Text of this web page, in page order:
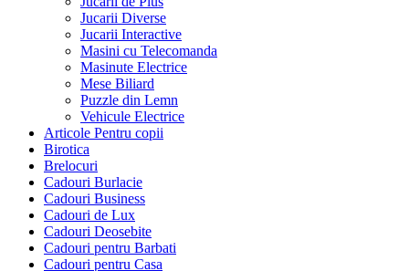
Jucarii Diverse
Jucarii Interactive
Masini cu Telecomanda
Masinute Electrice
Mese Biliard
Puzzle din Lemn
Vehicule Electrice
Articole Pentru copii
Birotica
Brelocuri
Cadouri Burlacie
Cadouri Business
Cadouri de Lux
Cadouri Deosebite
Cadouri pentru Barbati
Cadouri pentru Casa